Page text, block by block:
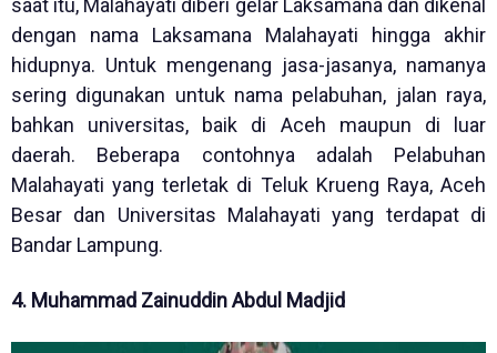
dengan nama Laksamana Malahayati hingga akhir
hidupnya. Untuk mengenang jasa-jasanya, namanya
sering digunakan untuk nama pelabuhan, jalan raya,
bahkan universitas, baik di Aceh maupun di luar
daerah. Beberapa contohnya adalah Pelabuhan
Malahayati yang terletak di Teluk Krueng Raya, Aceh
Besar dan Universitas Malahayati yang terdapat di
Bandar Lampung.
4. Muhammad Zainuddin Abdul Madjid